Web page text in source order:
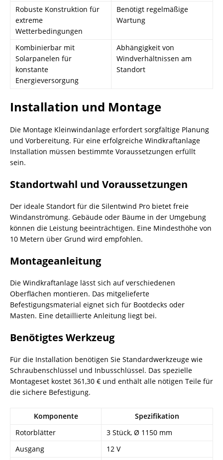
Robuste Konstruktion für
extreme
Wetterbedingungen
Benötigt regelmäßige
Wartung
Kombinierbar mit
Solarpanelen für
konstante
Energieversorgung
Abhängigkeit von
Windverhältnissen am
Standort
Installation und Montage
Die Montage Kleinwindanlage erfordert sorgfältige Planung
und Vorbereitung. Für eine erfolgreiche Windkraftanlage
Installation müssen bestimmte Voraussetzungen erfüllt
sein.
Standortwahl und Voraussetzungen
Der ideale Standort für die Silentwind Pro bietet freie
Windanströmung. Gebäude oder Bäume in der Umgebung
können die Leistung beeinträchtigen. Eine Mindesthöhe von
10 Metern über Grund wird empfohlen.
Montageanleitung
Die Windkraftanlage lässt sich auf verschiedenen
Oberflächen montieren. Das mitgelieferte
Befestigungsmaterial eignet sich für Bootdecks oder
Masten. Eine detaillierte Anleitung liegt bei.
Benötigtes Werkzeug
Für die Installation benötigen Sie Standardwerkzeuge wie
Schraubenschlüssel und Inbusschlüssel. Das spezielle
Montageset kostet 361,30 € und enthält alle nötigen Teile für
die sichere Befestigung.
Komponente
Spezifikation
Rotorblätter
3 Stück, Ø 1150 mm
Ausgang
12 V